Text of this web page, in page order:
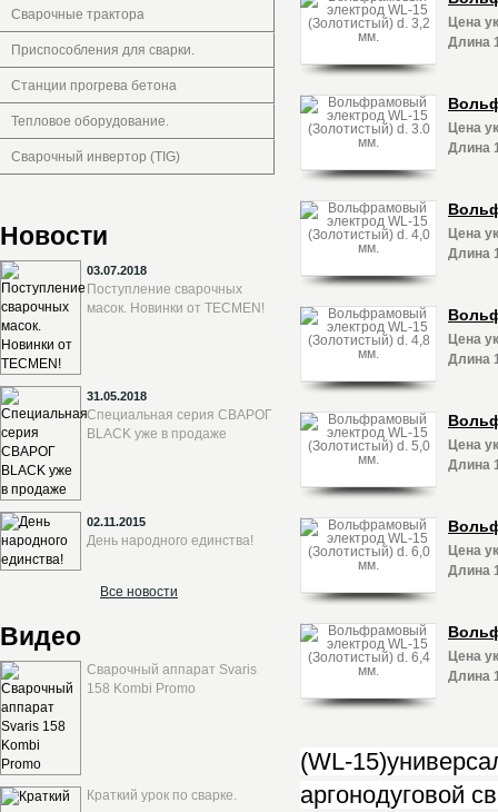
Сварочные трактора
Приспособления для сварки.
Станции прогрева бетона
Тепловое оборудование.
Сварочный инвертор (TIG)
Новости
03.07.2018
Поступление сварочных
масок. Новинки от TECMEN!
31.05.2018
Специальная серия СВАРОГ
BLACK уже в продаже
02.11.2015
День народного единства!
Все новости
Видео
Сварочный аппарат Svaris
158 Kombi Promo
Краткий урок по сварке.
Цена
Длина
Цена
Длина
Цена
Длина
Цена
Длина
Цена
Длина
Цена
Длина
Цена
Длина
(WL-
аргонодуговой